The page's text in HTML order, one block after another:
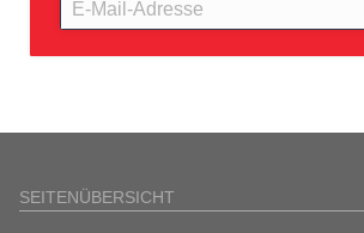
Mail-
Adresse
SEITENÜBERSICHT